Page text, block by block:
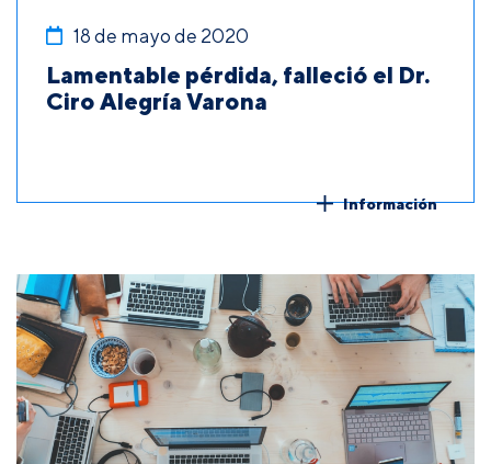
18 de mayo de 2020
Lamentable pérdida, falleció el Dr.
Ciro Alegría Varona
Información